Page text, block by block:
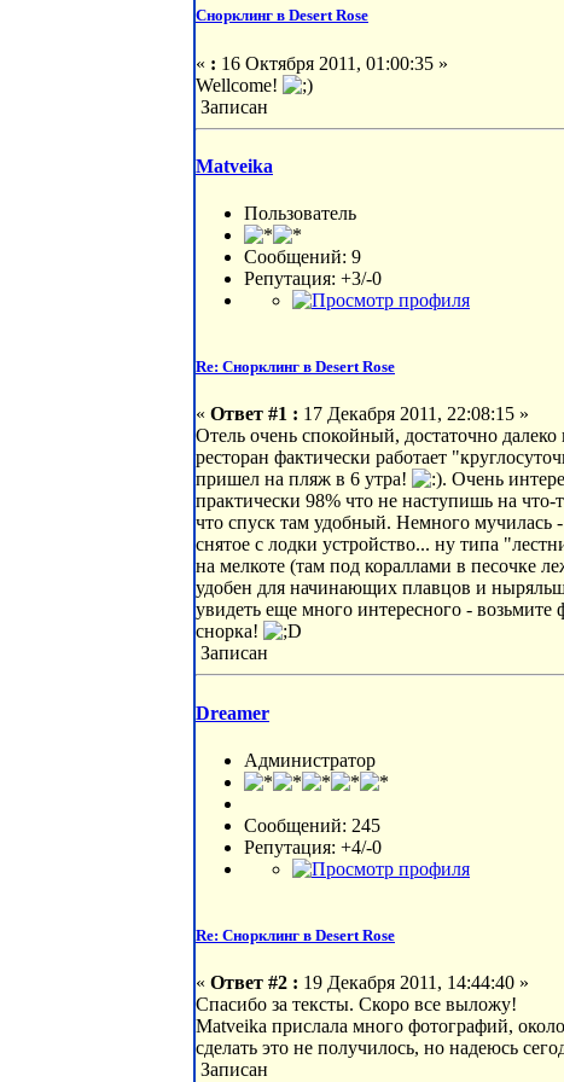
Снорклинг в Desert Rose
« : 16 Октября 2011, 01:00:35 »
Wellcome!
Записан
Matveika
Пользователь
Сообщений: 9
Репутация: +3/-0
Re: Снорклинг в Desert Rose
« Ответ #1 : 17 Декабря 2011, 22:08:15 »
Отель очень спокойный, достаточно
ресторан фактически работает
пришел на пляж в 6 утра!
. Очень
практически 98% что не наступишь на что-
что спуск там удобный. Немного мучилась
снятое с лодки устройство... ну типа
на мелкоте (там под кораллами в песочке
удобен для начинающих плавцов и
увидеть еще много интересного -
снорка!
Записан
Dreamer
Администратор
Сообщений: 245
Репутация: +4/-0
Re: Снорклинг в Desert Rose
« Ответ #2 : 19 Декабря 2011, 14:44:40 »
Спасибо за тексты. Скоро все выложу!
Matveika прислала много фотографий,
сделать это не получилось, но надеюсь
Записан